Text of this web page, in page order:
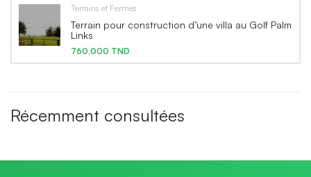
Terrains et Fermes
Terrain pour construction d’une villa au Golf Palm
Links
760,000 TND
Récemment consultées